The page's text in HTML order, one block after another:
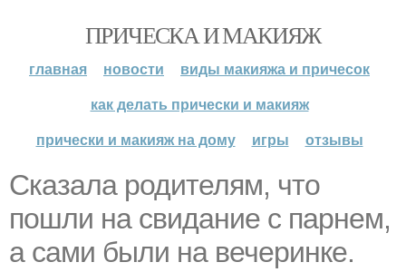
ПРИЧЕСКА И МАКИЯЖ
главная новости
виды макияжа и причесок
как делать прически и макияж
прически и макияж на дому
игры отзывы
Сказала родителям, что
пошли на свидание с парнем,
а сами были на вечеринке.